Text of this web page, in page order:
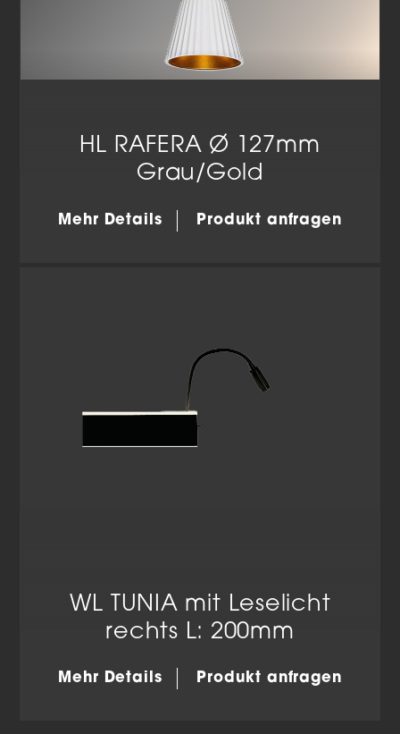
HL RAFERA Ø 127mm
Grau/Gold
Mehr Details Produkt anfragen
WL TUNIA mit Leselicht
rechts L: 200mm
Mehr Details Produkt anfragen